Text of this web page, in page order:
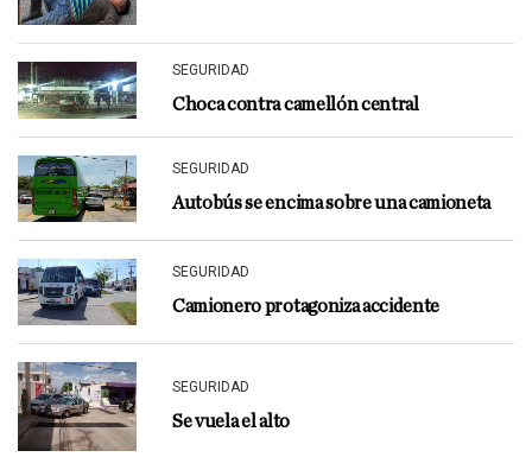
SEGURIDAD
Choca contra camellón central
SEGURIDAD
Autobús se encima sobre una camioneta
SEGURIDAD
Camionero protagoniza accidente
SEGURIDAD
Se vuela el alto